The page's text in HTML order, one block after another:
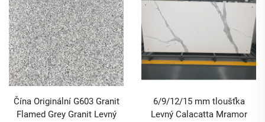
Čína Originální G603 Granit
Flamed Grey Granit Levný
6/9/12/15 mm tloušťka
Levný Calacatta Mramor